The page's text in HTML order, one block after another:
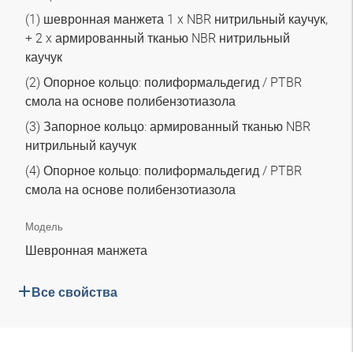
(1) шевронная манжета 1 x NBR нитрильный каучук,
+ 2 x армированный тканью NBR нитрильный
каучук
(2) Опорное кольцо: полиформальдегид / PTBR
смола на основе полибензотиазола
(3) Запорное кольцо: армированный тканью NBR
нитрильный каучук
(4) Опорное кольцо: полиформальдегид / PTBR
смола на основе полибензотиазола
Модель
Шевронная манжета
Все свойства